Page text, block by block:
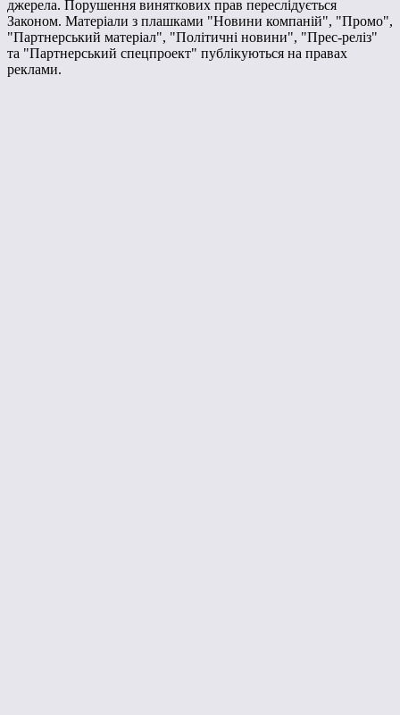
джерела. Порушення виняткових прав переслідується
Законом. Матеріали з плашками "Новини компаній", "Промо",
"Партнерський матеріал", "Політичні новини", "Прес-реліз"
та "Партнерський спецпроект" публікуються на правах
реклами.